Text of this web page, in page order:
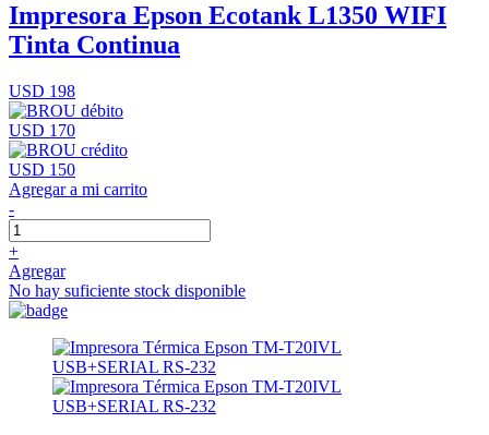
Impresora Epson Ecotank L1350 WIFI
Tinta Continua
USD 198
USD 170
USD 150
Agregar a mi carrito
-
+
Agregar
No hay suficiente stock disponible